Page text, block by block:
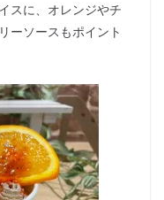
スに、オレンジやチ
ーソースもポイント